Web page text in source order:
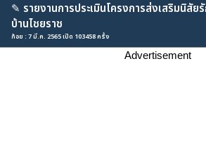
✎ รายงานการประเมินโครงการส่งเสริมนิสัย
บ้านไชยราช
ก้อย : 7 มี.ค. 2565 เปิด 103458 ครั้ง
Advertisement